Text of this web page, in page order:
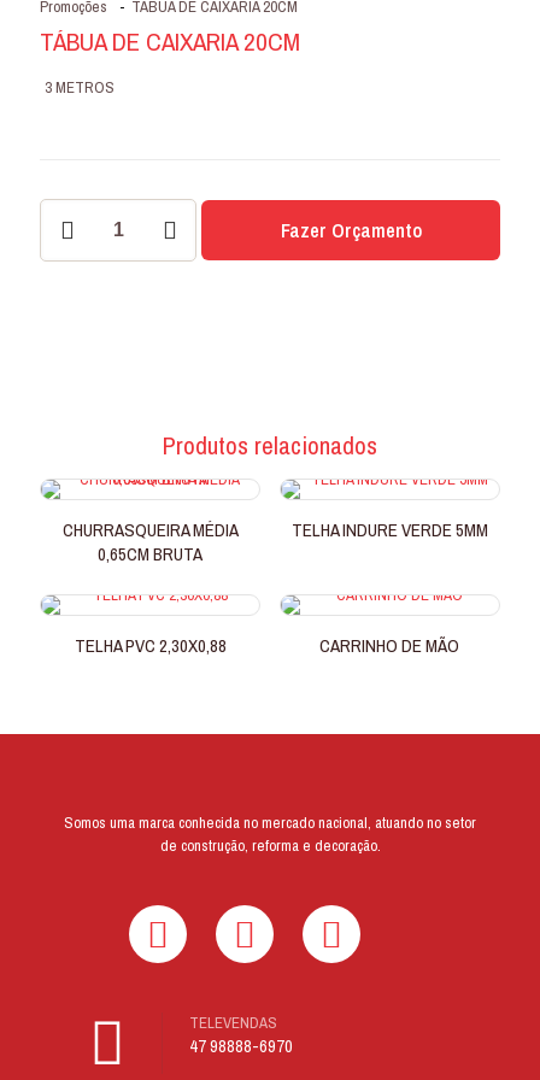
Promoções - TÁBUA DE CAIXARIA 20CM
TÁBUA DE CAIXARIA 20CM
3 METROS
TÁBUA
CAIXARIA
Fazer Orçamento
Produtos relacionados
CHURRASQUEIRA MÉDIA
0,65CM BRUTA
TELHA INDURE VERDE 5MM
TELHA PVC 2,30X0,88 CARRINHO DE MÃO
Somos uma marca conhecida no mercado nacional, atuando no setor
de construção, reforma e decoração.
47 98888-6970
TELEVENDAS